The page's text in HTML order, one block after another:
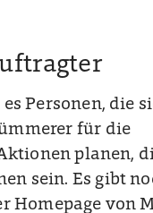
Personen, die
für die
planen,
sein. Es gibt
Homepage von